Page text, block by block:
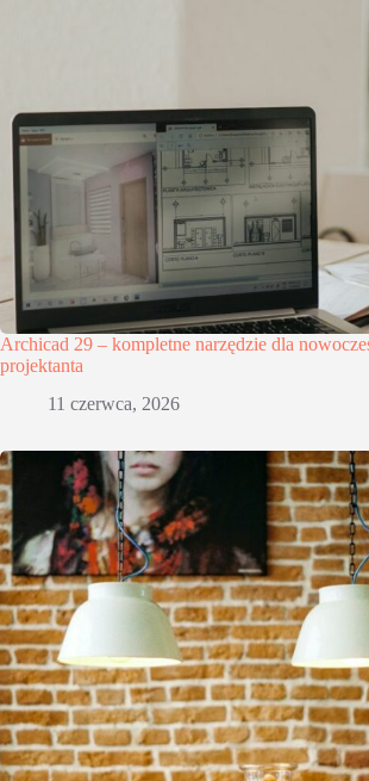
Archicad 29 – kompletne narzędzie dla
projektanta
11 czerwca, 2026